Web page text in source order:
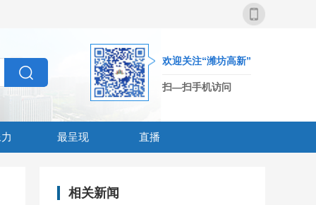
欢迎关注“潍坊高新”
扫—扫手机访问
最呈现 直播
相关新闻